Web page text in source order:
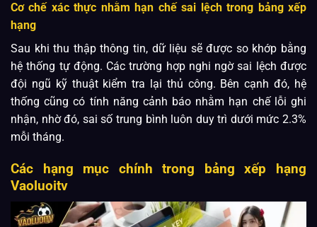
Cơ chế xác thực nhằm hạn chế sai lệch trong bảng xếp
hạng
Sau khi thu thập thông tin, dữ liệu sẽ được so khớp bằng
hệ thống tự động. Các trường hợp nghi ngờ sai lệch được
đội ngũ kỹ thuật kiểm tra lại thủ công. Bên cạnh đó, hệ
thống cũng có tính năng cảnh báo nhằm hạn chế lỗi ghi
nhận, nhờ đó, sai số trung bình luôn duy trì dưới mức 2.3%
mỗi tháng.
Các hạng mục chính trong bảng xếp hạng
Vaoluoitv